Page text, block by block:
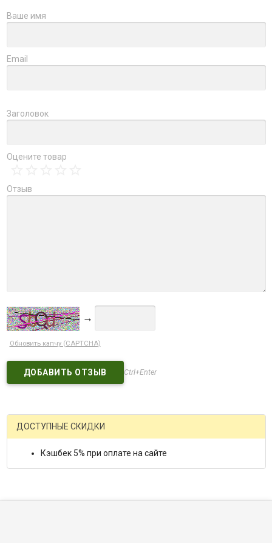
Ваше имя
Email
Заголовок
Оцените товар
Отзыв
→
Обновить капчу (CAPTCHA)
Ctrl+Enter
ДОСТУПНЫЕ СКИДКИ
Кэшбек 5% при оплате на сайте